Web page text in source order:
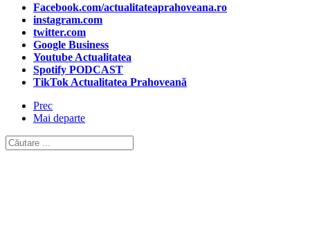
Facebook.com/actualitateaprahoveana.ro
instagram.com
twitter.com
Google Business
Youtube Actualitatea
Spotify PODCAST
TikTok Actualitatea Prahoveană
Prec
Mai departe